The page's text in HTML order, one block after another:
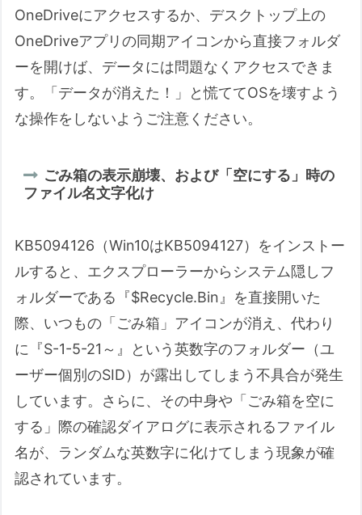
「BitLocker 48桁の回復キー」を求め
られました。PCが壊れたのでしょう
か？
Q4. パッチを適用した直後から、デス
エクスプローラーやスタートメニュー
Q5. パッチの適用後、エクスプローラ
ーからOneDriveフォルダーを開こう
消えてしまったのでしょうか？
Q6. エクスプローラーで特定の場所を
開いたら、ごみ箱のアイコンが消えて
変な英数字のフォルダーになってしま
いました。ファイル名も文字化けして
います。
Q7. 6月16日の期限までにこのパッチ
が正常に適用できなかった場合、PC
はいきなり動かなくなりますか？
Q8. 【上級者・管理者向け】更新時の
「真のフリーズ（デッドロック）」と
OneDriveにアクセスするか、デスクトップ上の
OneDriveアプリの同期アイコンから直接フォルダ
ーを開けば、データには問題なくアクセスできま
す。「データが消えた！」と慌ててOSを壊すよう
な操作をしないようご注意ください。
ごみ箱の表示崩壊、および「空にする」時の
ファイル名文字化け
KB5094126（Win10はKB5094127）をインストー
ルすると、エクスプローラーからシステム隠しフ
ォルダーである『$Recycle.Bin』を直接開いた
際、いつもの「ごみ箱」アイコンが消え、代わり
に『S-1-5-21～』という英数字のフォルダー（ユ
ーザー個別のSID）が露出してしまう不具合が発生
しています。さらに、その中身や「ごみ箱を空に
する」際の確認ダイアログに表示されるファイル
名が、ランダムな英数字に化けてしまう現象が確
認されています。